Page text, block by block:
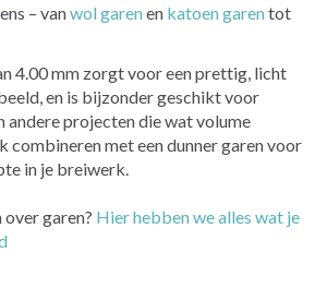
– vanwol garenen katoen garentot
4.00 mm zorgt voor een prettig, licht
en is bijzonder geschikt voor
andere projecten die wat volume
combineren met een dunner garen voor
in je breiwerk.
garen? Hier hebben we alles wat je